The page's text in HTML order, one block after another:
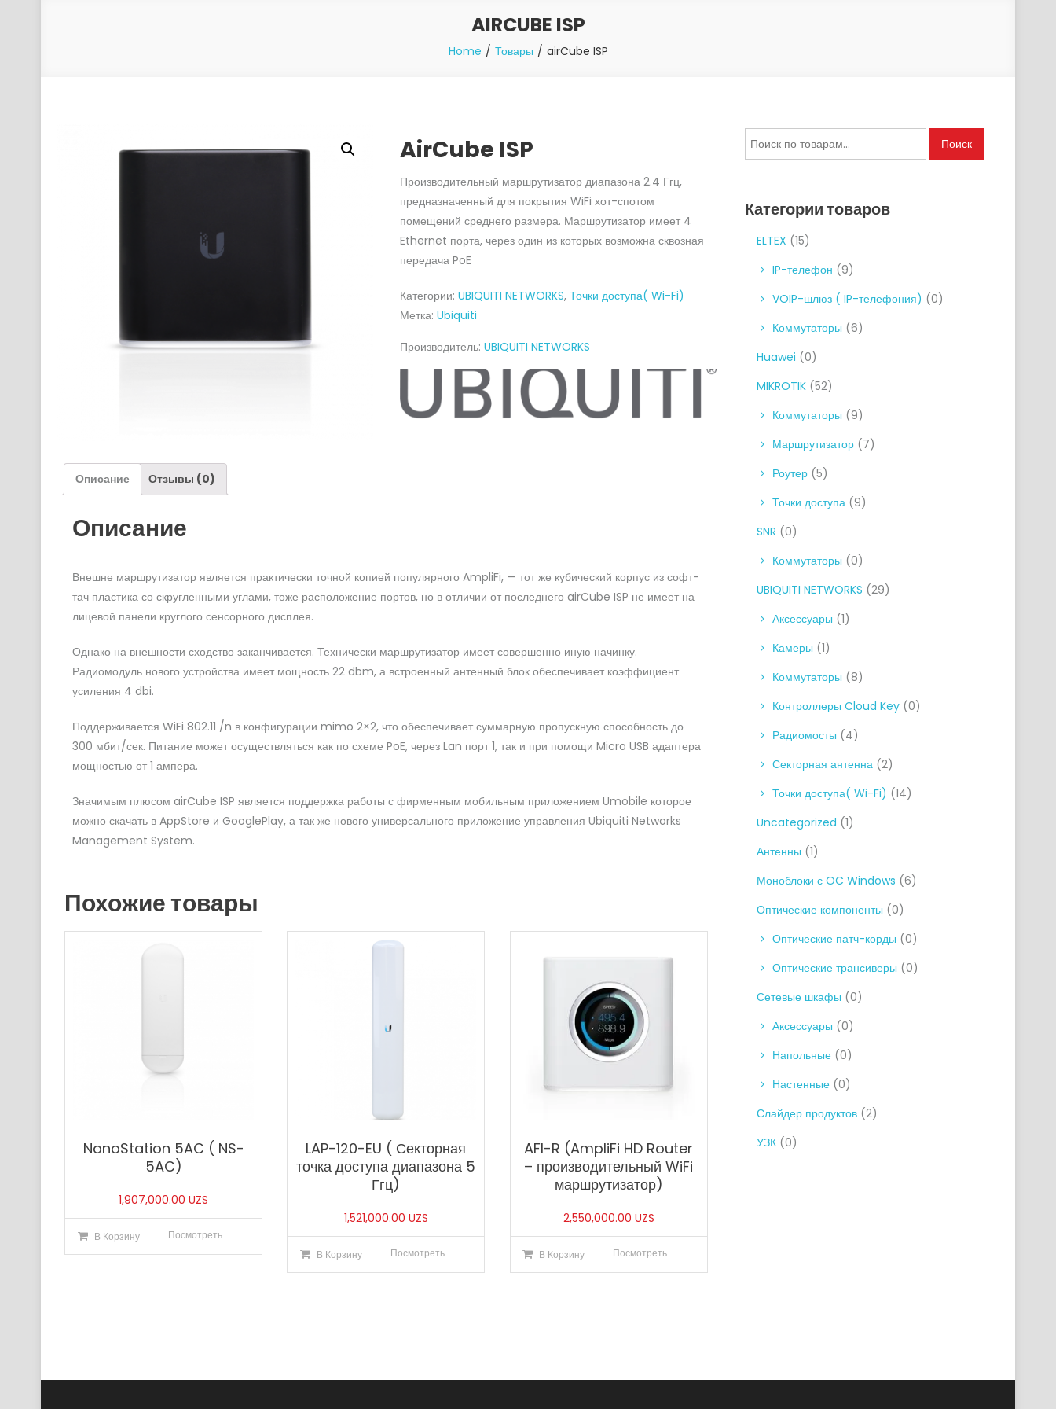
AIRCUBE ISP
Home Товары airCube ISP
AirCube ISP
Производительный маршрутизатор диапазона 2.4 Ггц,
предназначенный для покрытия WiFi хот-спотом
помещений среднего размера. Маршрутизатор имеет 4
Ethernet порта, через один из которых возможна сквозная
передача PoE
Категории: UBIQUITI NETWORKS, Точки доступа( Wi-Fi)
Метка: Ubiquiti
Производитель: UBIQUITI NETWORKS
Описание Отзывы (0)
Описание
Внешне маршрутизатор является практически точной копией популярного AmpliFi, — тот же кубический корпус из софт-
тач пластика со скругленными углами, тоже расположение портов, но в отличии от последнего airCube ISP не имеет на
лицевой панели круглого сенсорного дисплея.
Однако на внешности сходство заканчивается. Технически маршрутизатор имеет совершенно иную начинку.
Радиомодуль нового устройства имеет мощность 22 dbm, а встроенный антенный блок обеспечивает коэффициент
усиления 4 dbi.
Поддерживается WiFi 802.11 /n в конфигурации mimo 2×2, что обеспечивает суммарную пропускную способность до
300 мбит/сек. Питание может осуществляться как по схеме PoE, через Lan порт 1, так и при помощи Micro USB адаптера
мощностью от 1 ампера.
Значимым плюсом airCube ISP является поддержка работы с фирменным мобильным приложением Umobile которое
можно скачать в AppStore и GooglePlay, а так же нового универсального приложение управления Ubiquiti Networks
Management System.
Похожие товары
NanoStation 5AC ( NS-
5AC)
1,907,000.00UZS
В Корзину Посмотреть
LAP-120-EU ( Секторная
точка доступа диапазона 5
Ггц)
1,521,000.00 UZS
В Корзину Посмотреть
AFI-R (AmpliFi HD Router
– производительный WiFi
маршрутизатор)
2,550,000.00 UZS
В Корзину Посмотреть
Искать: Поиск
Категории товаров
ELTEX (15)
IP-телефон (9)
VOIP-шлюз ( IP-телефония) (0)
Коммутаторы (6)
Huawei (0)
MIKROTIK (52)
Коммутаторы (9)
Маршрутизатор (7)
Роутер (5)
Точки доступа (9)
SNR (0)
Коммутаторы (0)
UBIQUITI NETWORKS (29)
Аксессуары (1)
Камеры (1)
Коммутаторы (8)
Контроллеры Cloud Key (0)
Радиомосты (4)
Секторная антенна (2)
Точки доступа( Wi-Fi) (14)
Uncategorized (1)
Антенны (1)
Моноблоки с OC Windows (6)
Оптические компоненты (0)
Оптические патч-корды (0)
Оптические трансиверы (0)
Сетевые шкафы (0)
Аксессуары (0)
Напольные (0)
Настенные (0)
Слайдер продуктов (2)
УЗК (0)